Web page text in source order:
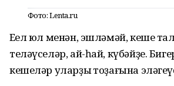
Фото: Lenta.ru
Еңел юл менән, эшләмәй, кеше
теләүселәр, ай-һай, күбәйҙе.
кешеләр уларҙың тоҙағына